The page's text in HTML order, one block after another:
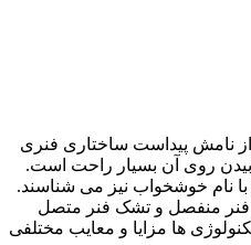
نامش پیداست ساختاری فنری
روی آن بسیار راحت است.
با نام خوشخواب نیز می شناسند.
منفصل و تشک فنر متصل
ها مزایا و معایب مختلفی